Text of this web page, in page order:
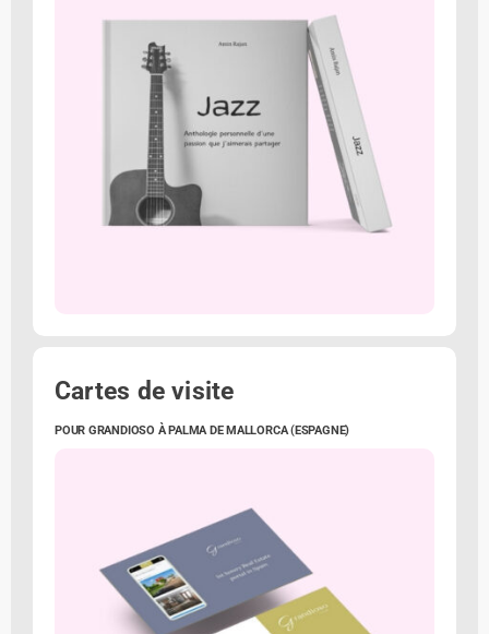
Cartes de visite
POUR GRANDIOSO À PALMA DE MALLORCA (ESPAGNE)